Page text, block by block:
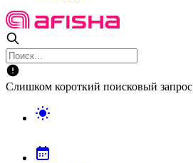
Слишком короткий поисковый запрос